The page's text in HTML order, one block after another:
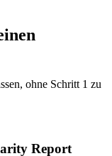
ohne Schritt 1 zu
Report